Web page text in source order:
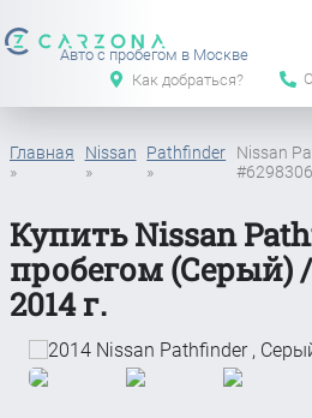
Авто с пробегом в Москве
Как добраться?
Главная
»
Nissan
»
Pathfinder
»
Nissan
Купить Nissan
пробегом (Серый) /
2014 г.